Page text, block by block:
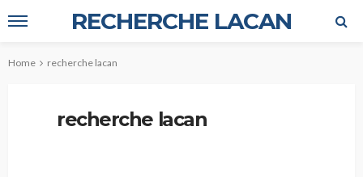
RECHERCHE LACAN
Home recherche lacan
recherche lacan